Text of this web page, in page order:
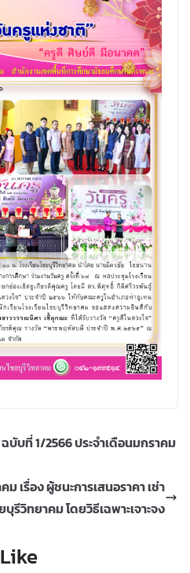
บที่ 1/2566 ประจำเดือนมกราคม
เรื่อง ผู้ชนะการเสนอราคา เช่า
รีวิทยาคม โดยวิธีเฉพาะเจาะจง